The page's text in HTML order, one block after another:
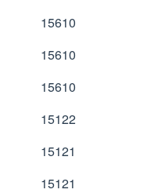
15610
15610
15610
15122
15121
15121